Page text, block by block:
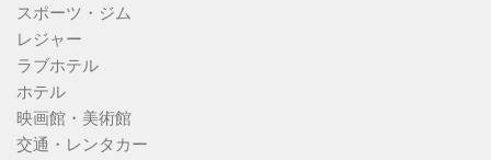
スポーツ・ジム
レジャー
ラブホテル
ホテル
映画館・美術館
交通・レンタカー